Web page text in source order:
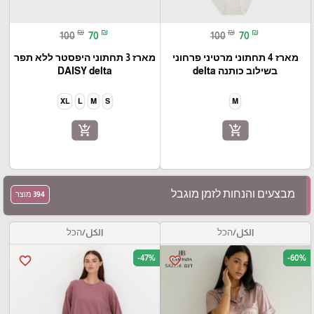
100 ₪ 70 ₪
מארז 4 תחתוני מרטיני פרחוני
בשילוב כותנה delta
M
add_shopping_cart
100 ₪ 70 ₪
מארז 3 תחתוני היפסטר ללא תפר
DAISY delta
S
M
L
XL
add_shopping_cart
מבצעים והנחות לזמן מוגבל 394 מוצר
الكل/הכל
favorite_border -60%
الكل/הכל
favorite_border -47%